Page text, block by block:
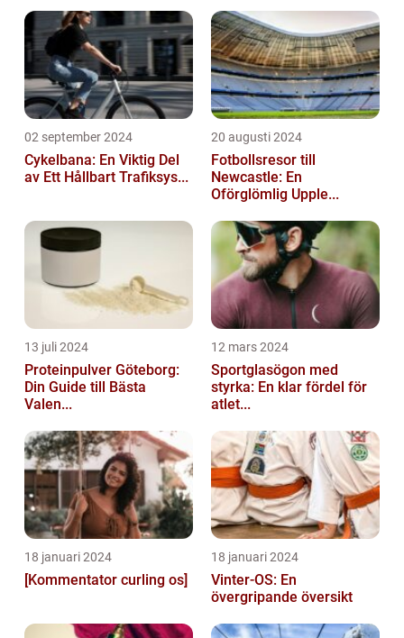
02 september 2024
Cykelbana: En Viktig Del
av Ett Hållbart Trafiksys...
20 augusti 2024
Fotbollsresor till
Newcastle: En
Oförglömlig Upple...
13 juli 2024
Proteinpulver Göteborg:
Din Guide till Bästa
Valen...
12 mars 2024
Sportglasögon med
styrka: En klar fördel för
atlet...
18 januari 2024
[Kommentator curling os]
18 januari 2024
Vinter-OS: En
övergripande översikt